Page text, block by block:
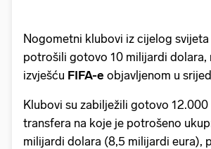
Nogometni klubovi iz cijelog
potrošili gotovo 10 milijardi dolara,
izvješću FIFA-e objavljenom u
Klubovi su zabilježili gotovo
transfera na koje je potrošeno
milijardi dolara (8,5 milijardi eura),